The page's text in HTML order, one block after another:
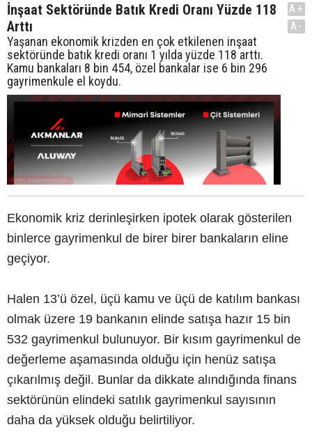
İnşaat Sektöründe Batık Kredi Oranı Yüzde 118
Arttı
Yaşanan ekonomik krizden en çok etkilenen inşaat
sektöründe batık kredi oranı 1 yılda yüzde 118 arttı.
Kamu bankaları 8 bin 454, özel bankalar ise 6 bin 296
gayrimenkule el koydu.
A+
A-
Ekonomik kriz derinleşirken ipotek olarak gösterilen
binlerce gayrimenkul de birer birer bankaların eline
geçiyor.
Halen 13’ü özel, üçü kamu ve üçü de katılım bankası
olmak üzere 19 bankanın elinde satışa hazır 15 bin
532 gayrimenkul bulunuyor. Bir kısım gayrimenkul de
değerleme aşamasında olduğu için henüz satışa
çıkarılmış değil. Bunlar da dikkate alındığında finans
sektörünün elindeki satılık gayrimenkul sayısının
daha da yüksek olduğu belirtiliyor.